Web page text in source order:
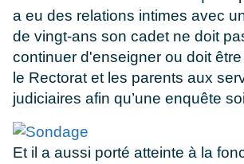
a eu des relations intimes avec
de vingt-ans son cadet ne doit
continuer d'enseigner ou doit
le Rectorat et les parents aux
judiciaires afin qu’une enquête
Et il a aussi porté atteinte à la